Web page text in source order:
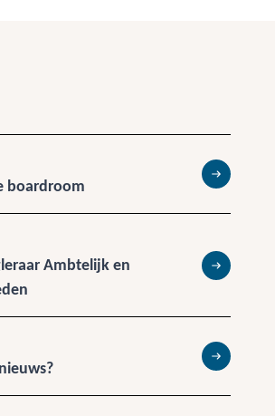
boardroom Lees meer
Ambtelijk en
Lees meer
Lees meer